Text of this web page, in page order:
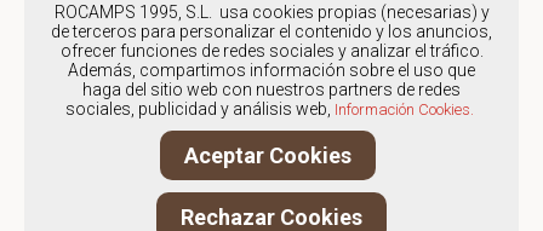
en comercial@fontpell.com.
Los envíos a Almería gestionados
entre semana se entregarán en
menos de 48 horas; los pedidos
realizados en fin de semana, el
producto se enviará a partir del
lunes.
ROCAMPS 1995, S.L. usa cookies propias (necesarias) y
de terceros para personalizar el contenido y los anuncios,
ofrecer funciones de redes sociales y analizar el tráfico.
Además, compartimos información sobre el uso que
haga del sitio web con nuestros partners de redes
sociales, publicidad y análisis web, Información Cookies.
Aceptar Cookies
Rechazar Cookies